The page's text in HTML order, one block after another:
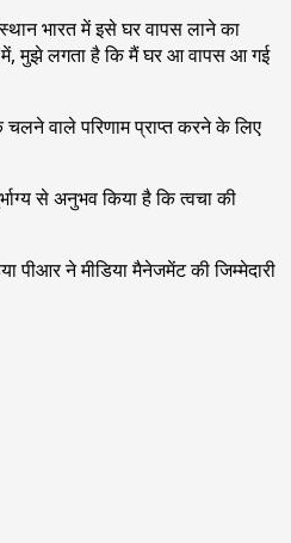
भारत में इसे घर वापस लाने का
में, मुझे लगता है कि मैं घर आ वापस आ गई
वाले परिणाम प्राप्त करने के लिए
से अनुभव किया है कि त्वचा की
ने मीडिया मैनेजमेंट की जिम्मेदारी